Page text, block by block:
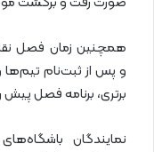
همچنین زمان فصل نقل
و پس از ثبت‌نام
برتری، برنامه فصل پیش
نمایندگان